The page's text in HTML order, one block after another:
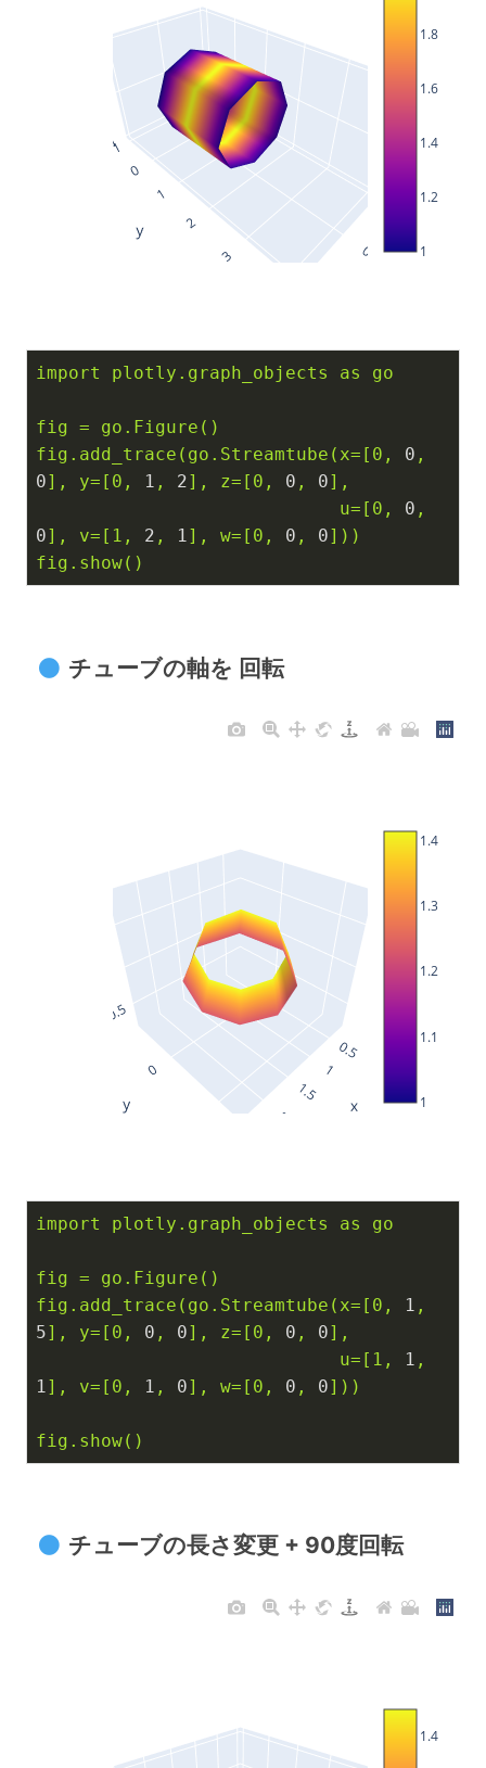
1
1.2
1.4
1.6
1.8
import plotly.graph_objects as go
fig =
go.Figure()
fig.add_trace(go.Streamtube(x=[0,
0 ,
0], y=[0, 1 , 2], z=[0, 0 , 0],
u=[0,
0 ,
0], v=[1, 2 , 1], w=[0, 0 , 0]))
fig.show()
チューブの軸を 回転
1
1.1
1.2
1.3
1.4
import plotly.graph_objects as go
fig =
go.Figure()
fig.add_trace(go.Streamtube(x=[0,
1 ,
5], y=[0, 0 , 0], z=[0, 0 , 0],
u=[1,
1 ,
1], v=[0, 1 , 0], w=[0, 0 , 0]))
fig.show()
チューブの長さ変更 + 90度回転
1.4